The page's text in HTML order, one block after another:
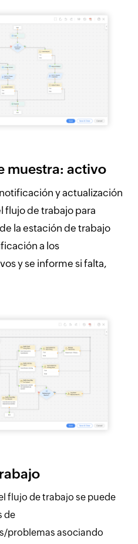
muestra: activo
y actualización
flujo de trabajo para
la estación de trabajo
a los
y se informe si falta,
flujo de trabajo se puede
de
problemas asociando